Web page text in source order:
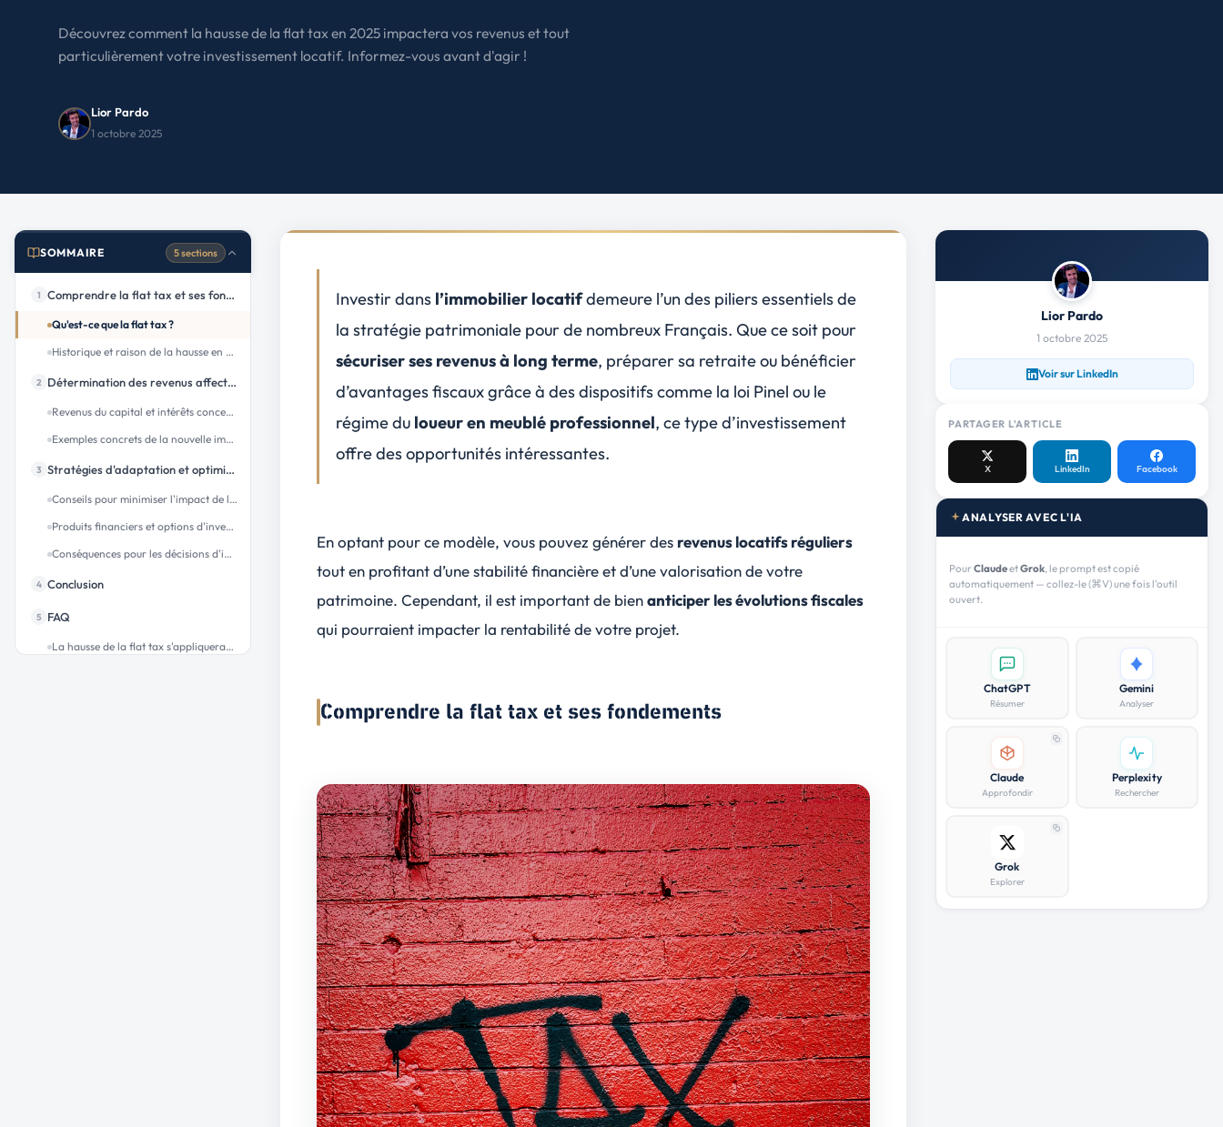
La porte océane
Découvrez comment la hausse de la flat tax en 2025 impactera vos revenus et tout
particulièrement votre investissement locatif. Informez-vous avant d'agir !
Lior Pardo
1 octobre 2025
SOMMAIRE 5 sections
1 Comprendre la flat tax et ses fondements
Qu'est-ce que la flat tax ?
Historique et raison de la hausse en 2025
2 Détermination des revenus affectés par la hausse de la flat tax
Revenus du capital et intérêts concernés
Exemples concrets de la nouvelle imposition sur différents types de revenus
3 Stratégies d'adaptation et optimisation fiscale
Conseils pour minimiser l'impact de la hausse
Produits financiers et options d'investissement à envisager
Conséquences pour les décisions d'investissement à long terme
4 Conclusion
5 FAQ
La hausse de la flat tax s'appliquera-t-elle rétroactivement sur les revenus perçus en 2025 ?
Investir dans l’immobilier locatifdemeure l’un des piliers essentielsde
la stratégie patrimoniale pour de nombreux Français. Que ce soit pour
sécuriser ses revenus à long terme, préparer sa retraite ou bénéficier
d’avantages fiscaux grâce à des dispositifs comme la loi Pinel ou le
régime du loueur en meublé professionnel, ce type d’investissement
offre des opportunités intéressantes.
En optant pour ce modèle, vous pouvez générer des revenus locatifs réguliers
tout en profitant d’unestabilité financièreet d’une valorisation de votre
patrimoine. Cependant, il est important de bienanticiper les évolutions fiscales
qui pourraient impacter la rentabilité de votre projet.
Comprendre la flat tax et ses fondements
Lior Pardo
1 octobre 2025
Voir sur LinkedIn
PARTAGER L'ARTICLE
X LinkedIn Facebook
ANALYSER AVEC L'IA
PourClaudeetGrok, le prompt est copié
automatiquement — collez-le (⌘V) une fois l'outil
ouvert.
ChatGPT
Résumer
Gemini
Analyser
Claude
Approfondir
Perplexity
Rechercher
Grok
Explorer